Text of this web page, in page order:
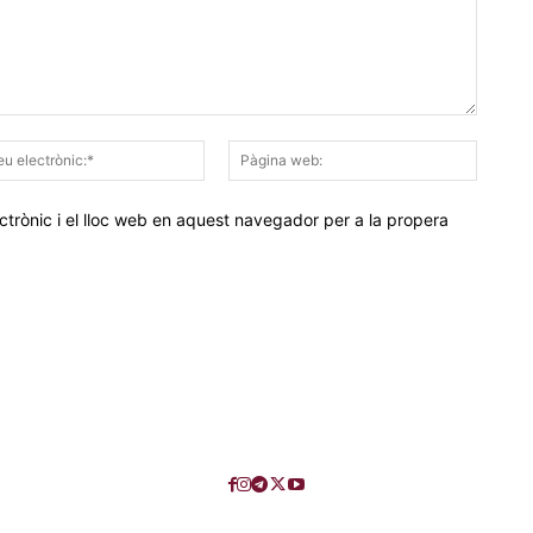
Correu
electrònic:*
web:
i el lloc web en aquest navegador per a la propera